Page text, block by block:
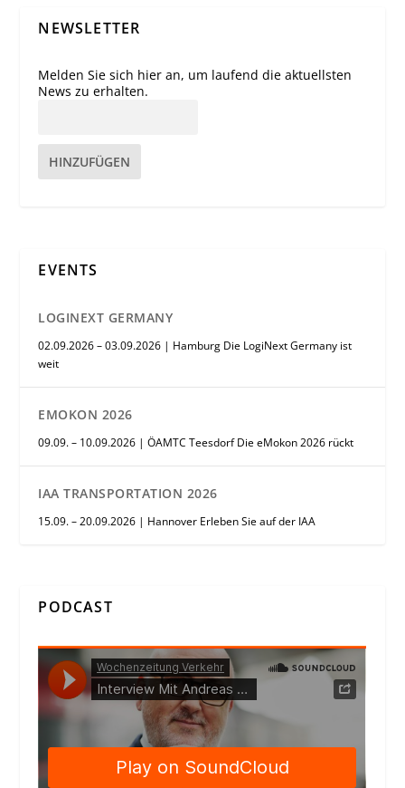
NEWSLETTER
Melden Sie sich hier an, um laufend die aktuellsten
News zu erhalten.
HINZUFÜGEN
EVENTS
LOGINEXT GERMANY
02.09.2026 – 03.09.2026 | Hamburg Die LogiNext Germany ist
weit
EMOKON 2026
09.09. – 10.09.2026 | ÖAMTC Teesdorf Die eMokon 2026 rückt
IAA TRANSPORTATION 2026
15.09. – 20.09.2026 | Hannover Erleben Sie auf der IAA
PODCAST